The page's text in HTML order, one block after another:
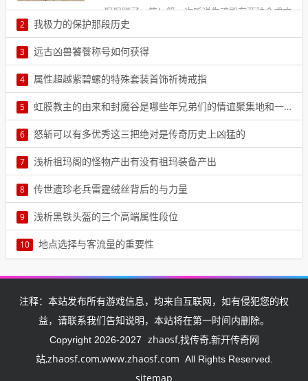
狠狠赚了一笔！第一次听说失魂殿有两种合成方
2 我极力的保护那段历史
本文由小编申屠双我极力的保护那段历史我为什么要觉得尴尬。我吃
了一口青菜，含糊地问。你真的觉得没什么？要是是2
3 远古凶兽饕餮称号如何获得
如今的传奇sf在众多游戏中出现，很多传奇也新出了一些传奇的游戏让
游戏变得更加的有趣好玩，而其中的特色游戏也比3
4 属性超越紫碧螺的特殊套装首饰祈祷戒指
本文由小编李夏蓉属性超越紫碧螺的特殊套装首饰祈祷戒指在传奇私
服首饰系列装备中，戒指和项链的主属性设定是最高4
5 虹膜教主的由来和封魔谷是哪些年兄弟们的情谊聚集地和一起无数通宵的地图
虹膜教派在前两期半派君和我们聊了聊传奇里三大教派的沃玛教和马
教。这期来说一说三大教派里的胡魔教。在传奇游戏5
6 怒斩可以有多优秀这三把绝对是传奇历史上凶猛的
本文由小编邴耘郗怒斩可以有多优秀这三把绝对是传奇历史上凶猛的
传奇私服中的战士神兵种类最多，数量也是最多的，6
7 浅析祖玛阁的怪物产出有没有祖玛装备产出
本文由小编帅雅辰浅析祖玛阁的怪物产出有没有祖玛装备产出祖玛阁
是传奇中的一大创意设定地图，是继石墓阵之后的高7
8 传世遗珍老兵雷霆绒丝背后的与力量
在那款承载无数玩家青春回忆的世界中，有一样名为雷霆绒丝的装
备，犹如一颗璀璨星辰，照亮了无数勇士前行的道路。8
9 浅析黑铁头盔的三个高端属性段位
如果你正在玩传奇私服，那么肯定知道黑铁头盔是一个非常重要的装
10 地点选择与客流量的重要性
注释：本站发布所有游戏信息，均来自互联网，如有侵犯您的权
益，请联系我们告知说明，本站将在第一时间内删除。
Copyright 2026-2027
zhaosf,找传奇,新开传奇网
站,zhaosf.com,www.zhaosf.com All Rights Reserved.
sitemap